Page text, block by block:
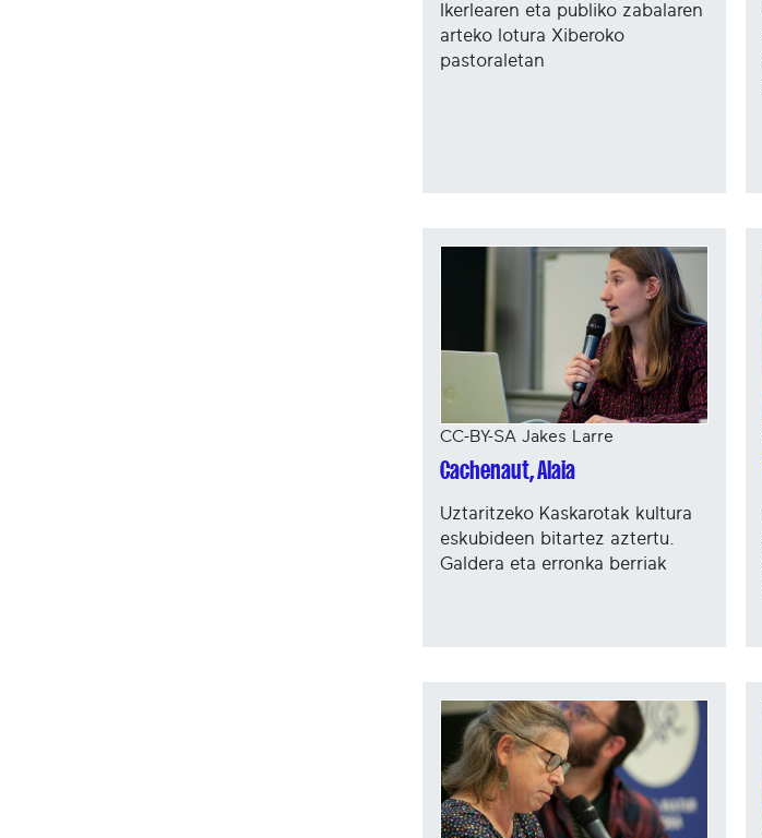
Ikerlearen eta publiko zabalaren
arteko lotura Xiberoko
pastoraletan
CC-BY-SA Jakes Larre
Cachenaut, Alaia
Uztaritzeko Kaskarotak kultura
eskubideen bitartez aztertu.
Galdera eta erronka berriak